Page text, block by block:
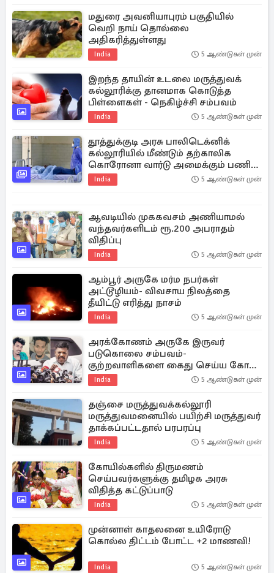
மதுரை அவனியாபுரம் பகுதியில்
வெறி நாய் தொல்லை
அதிகரித்துள்ளது
India 5 ஆண்டுகள் முன்
இறந்த தாயின் உடலை மருத்துவக்
கல்லூரிக்கு தானமாக கொடுத்த
பிள்ளைகள் - நெகிழ்ச்சி சம்பவம்
India 5 ஆண்டுகள் முன்
தூத்துக்குடி அரசு பாலிடெக்னிக்
கல்லூரியில் மீண்டும் தற்காலிக
கொரோனா வார்டு அமைக்கும் பணி
தீவிரம்
India 5 ஆண்டுகள் முன்
ஆவடியில் முககவசம் அணியாமல்
வந்தவர்களிடம் ரூ.200 அபராதம்
விதிப்பு
India 5 ஆண்டுகள் முன்
ஆம்பூர் அருகே மர்ம நபர்கள்
அட்டூழியம்- விவசாய நிலத்தை
தீயிட்டு எரித்து நாசம்
India 5 ஆண்டுகள் முன்
அரக்கோணம் அருகே இருவர்
படுகொலை சம்பவம்-
குற்றவாளிகளை கைது செய்ய கோரி
வி.சி.கவினர் ஆர்ப்பாட்டம்
India 5 ஆண்டுகள் முன்
தஞ்சை மருத்துவக்கல்லூரி
மருத்துவமனையில் பயிற்சி மருத்துவர்
தாக்கப்பட்டதால் பரபரப்பு
India 5 ஆண்டுகள் முன்
கோயில்களில் திருமணம்
செய்பவர்களுக்கு தமிழக அரசு
விதித்த கட்டுப்பாடு
India 5 ஆண்டுகள் முன்
முன்னாள் காதலனை உயிரோடு
கொல்ல திட்டம் போட்ட +2 மாணவி!
India 5 ஆண்டுகள் முன்